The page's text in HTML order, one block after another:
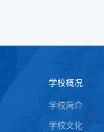
学校概况
学校简介
学校文化